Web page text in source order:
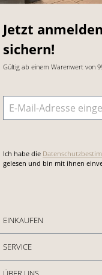
Jetzt
sichern!
Gültig ab einem Warenwert von
E-Mail-Adresse
Ich habe die
gelesen und bin mit ihnen
EINKAUFEN
SERVICE